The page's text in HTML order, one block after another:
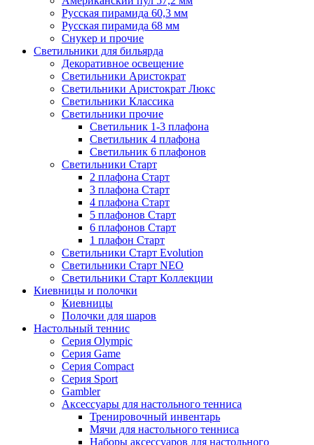
Русская пирамида 60,3 мм
Русская пирамида 68 мм
Снукер и прочие
Светильники для бильярда
Декоративное освещение
Светильники Аристократ
Светильники Аристократ Люкс
Светильники Классика
Светильники прочие
Светильник 1-3 плафона
Светильник 4 плафона
Светильник 6 плафонов
Светильники Старт
2 плафона Старт
3 плафона Старт
4 плафона Старт
5 плафонов Старт
6 плафонов Старт
1 плафон Старт
Светильники Старт Evolution
Светильники Старт NEO
Светильники Старт Коллекции
Киевницы и полочки
Киевницы
Полочки для шаров
Настольный теннис
Серия Olympic
Серия Game
Серия Compact
Серия Sport
Gambler
Аксессуары для настольного тенниса
Тренировочный инвентарь
Мячи для настольного тенниса
Наборы аксессуаров для настольного